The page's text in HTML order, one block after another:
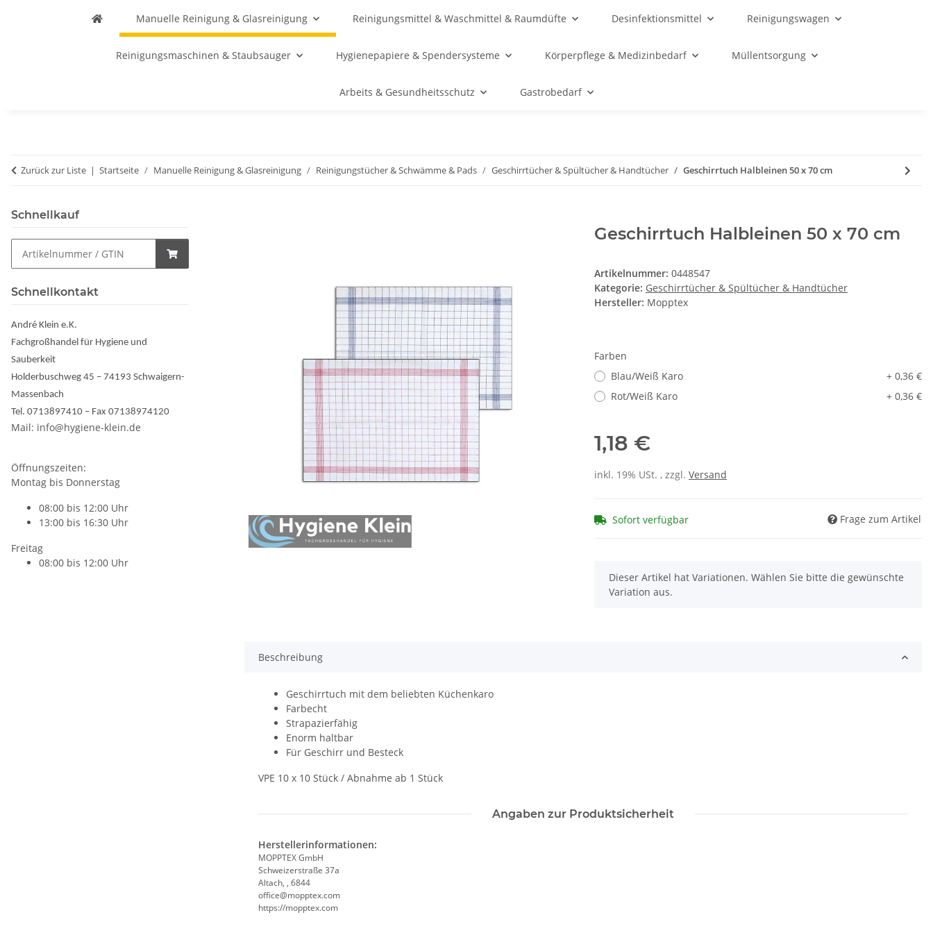
Manuelle Reinigung & Glasreinigung Reinigungsmittel & Waschmittel & Raumdüfte Desinfektionsmittel Reinigungswagen
Reinigungsmaschinen & Staubsauger Hygienepapiere & Spendersysteme Körperpflege & Medizinbedarf Müllentsorgung
Arbeits & Gesundheitsschutz Gastrobedarf
Zurück zur Liste Startseite Manuelle Reinigung & Glasreinigung Reinigungstücher & Schwämme & Pads Geschirrtücher & Spültücher & Handtücher Geschirrtuch Halbleinen 50 x 70 cm
Geschirrtuch Halbleinen 50 x 70 cm
Artikelnummer: 0448547
Kategorie: Geschirrtücher & Spültücher & Handtücher
Hersteller: Mopptex
Farben
Blau/Weiß Karo
+ 0,36 €
Rot/Weiß Karo
+ 0,36 €
1,18 €
inkl. 19% USt. , zzgl. Versand
Sofort verfügbar Frage zum Artikel
x
Dieser Artikel hat Variationen. Wählen Sie bitte die gewünschte
Variation aus.
Beschreibung
Geschirrtuch mit dem beliebten Küchenkaro
Farbecht
Strapazierfähig
Enorm haltbar
Für Geschirr und Besteck
VPE 10 x 10 Stück / Abnahme ab 1 Stück
Angaben zur Produktsicherheit
Herstellerinformationen:
MOPPTEX GmbH
Schweizerstraße 37a
Altach, , 6844
office@mopptex.com
https://mopptex.com
Schnellkauf
Schnellkontakt
André Klein e.K.
Fachgroßhandel für Hygiene und
Sauberkeit
Holderbuschweg 45 – 74193 Schwaigern-
Massenbach
Tel. 0713897410 – Fax 07138974120
Mail: info@hygiene-klein.de
Öffnungszeiten:
Montag bis Donnerstag
08:00 bis 12:00 Uhr
13:00 bis 16:30 Uhr
Freitag
08:00 bis 12:00 Uhr